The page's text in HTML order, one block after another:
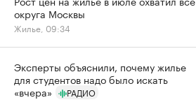
округа Москвы
Жилье, 09:34
Эксперты объяснили, почему жилье
для студентов надо было искать
«вчера»
РАДИО